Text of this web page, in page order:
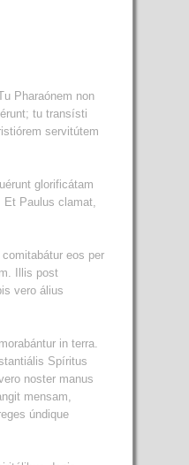
Pharaónem non
tu transísti
servitútem
glorificátam
Et Paulus clamat,
eos per
Illis post
vero álius
in terra.
Spíritus
noster manus
mensam,
úndique